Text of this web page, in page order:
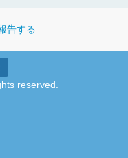
告する
reserved.